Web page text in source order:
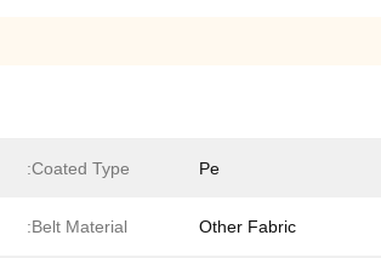
Pe
Coated Type:
Other Fabric
Belt Material: